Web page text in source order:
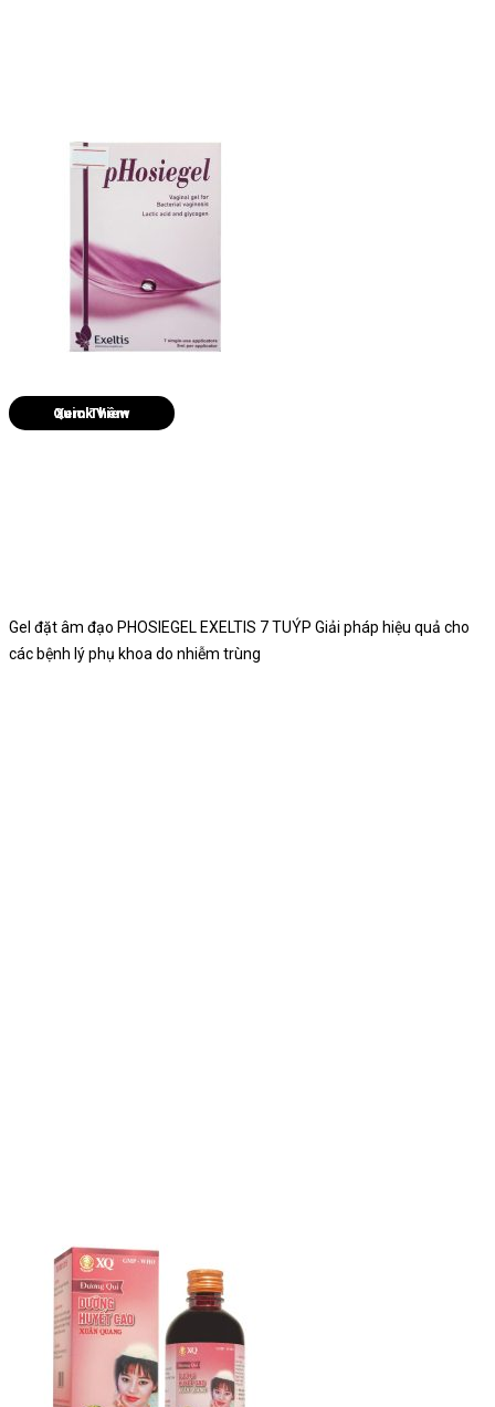
Quick View
Gel đặt âm đạo PHOSIEGEL EXELTIS 7 TUÝP Giải pháp hiệu quả cho
các bệnh lý phụ khoa do nhiễm trùng